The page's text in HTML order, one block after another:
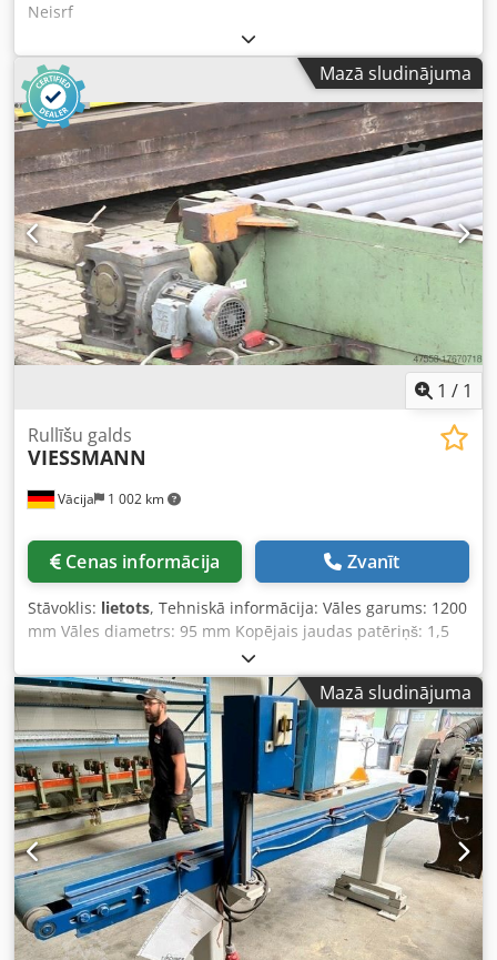
Neisrf
Mazā sludinājuma
1 / 1
Vācija 1 002 km
Rullīšu galds
VIESSMANN
Cenas informācija Zvanīt
Stāvoklis: lietots, Tehniskā informācija: Vāles garums: 1200
mm Vāles diametrs: 95 mm Kopējais jaudas patēriņš: 1,5
kW Aptuvenais iekārtas svars: 2,0 t Izmēri (G x P x A): 4,3 x
1,5 x 0,45 m Šīs rullīšu konveijera līnijas ir pieejamas
pārdošanai. - Konstrukcija: stabils leņķdzelzs rāmis - Rullīši
tiek darbināti ar motoru (380 V; 2,15 A ar 1400 apgr./min) -
Rullīši ir regulējami Codpfx Ahou Nkv Toijrf - Konveijera
līnijas izmērs: 4100 x 1200 mm
Mazā sludinājuma